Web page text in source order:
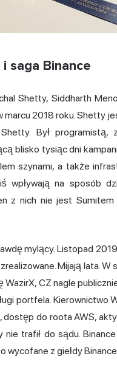
saga Binance
Shetty, Siddharth
2018 roku. Shetty
Był
blisko tysiąc dni
szynami, a także
na sposób
z nich nie jest Sumitem
mylący. Listopad
Mijają lata.
CZ nagle
portfela. Kierownictwo
dostęp do roota AWS,
trafił do sądu.
z giełdy